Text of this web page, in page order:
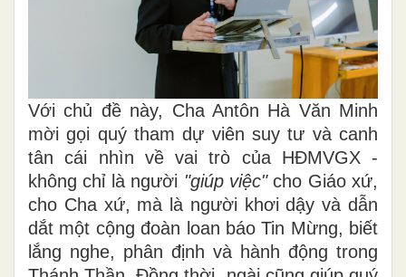
Với chủ đề này, Cha Antôn Hà Văn Minh
mời gọi quý tham dự viên suy tư và canh
tân cái nhìn về vai trò của HĐMVGX -
không chỉ là người "giúp việc"cho Giáo xứ,
cho Cha xứ, mà là người khơi dậy và dẫn
dắt một cộng đoàn loan báo Tin Mừng, biết
lắng nghe, phân định và hành động trong